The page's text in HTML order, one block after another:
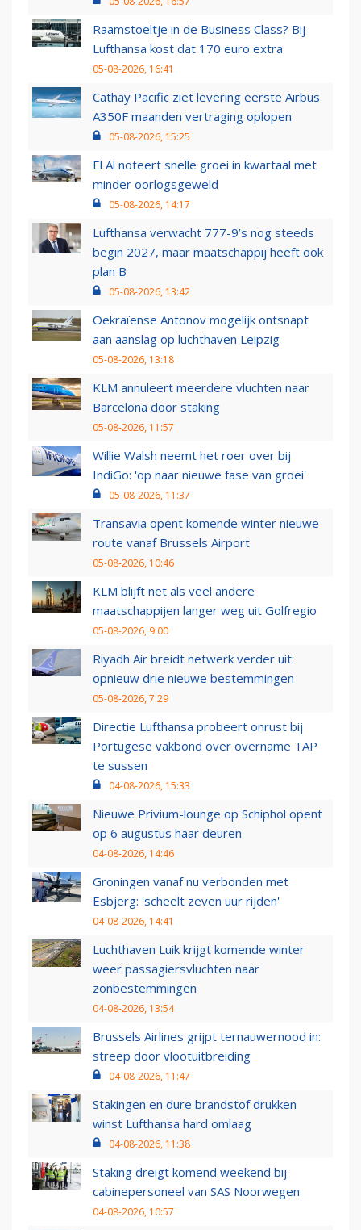
Raamstoeltje in de Business Class? Bij
Lufthansa kost dat 170 euro extra
05-08-2026, 16:41
Cathay Pacific ziet levering eerste Airbus
A350F maanden vertraging oplopen
05-08-2026, 15:25
El Al noteert snelle groei in kwartaal met
minder oorlogsgeweld
05-08-2026, 14:17
Lufthansa verwacht 777-9’s nog steeds
begin 2027, maar maatschappij heeft ook
plan B
05-08-2026, 13:42
Oekraïense Antonov mogelijk ontsnapt
aan aanslag op luchthaven Leipzig
05-08-2026, 13:18
KLM annuleert meerdere vluchten naar
Barcelona door staking
05-08-2026, 11:57
Willie Walsh neemt het roer over bij
IndiGo: 'op naar nieuwe fase van groei'
05-08-2026, 11:37
Transavia opent komende winter nieuwe
route vanaf Brussels Airport
05-08-2026, 10:46
KLM blijft net als veel andere
maatschappijen langer weg uit Golfregio
05-08-2026, 9:00
Riyadh Air breidt netwerk verder uit:
opnieuw drie nieuwe bestemmingen
05-08-2026, 7:29
Directie Lufthansa probeert onrust bij
Portugese vakbond over overname TAP
te sussen
04-08-2026, 15:33
Nieuwe Privium-lounge op Schiphol opent
op 6 augustus haar deuren
04-08-2026, 14:46
Groningen vanaf nu verbonden met
Esbjerg: 'scheelt zeven uur rijden'
04-08-2026, 14:41
Luchthaven Luik krijgt komende winter
weer passagiersvluchten naar
zonbestemmingen
04-08-2026, 13:54
Brussels Airlines grijpt ternauwernood in:
streep door vlootuitbreiding
04-08-2026, 11:47
Stakingen en dure brandstof drukken
winst Lufthansa hard omlaag
04-08-2026, 11:38
Staking dreigt komend weekend bij
cabinepersoneel van SAS Noorwegen
04-08-2026, 10:57